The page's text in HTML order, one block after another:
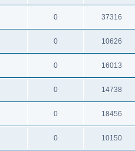
0 37316
0 10626
0 16013
0 14738
0 18456
0 10150